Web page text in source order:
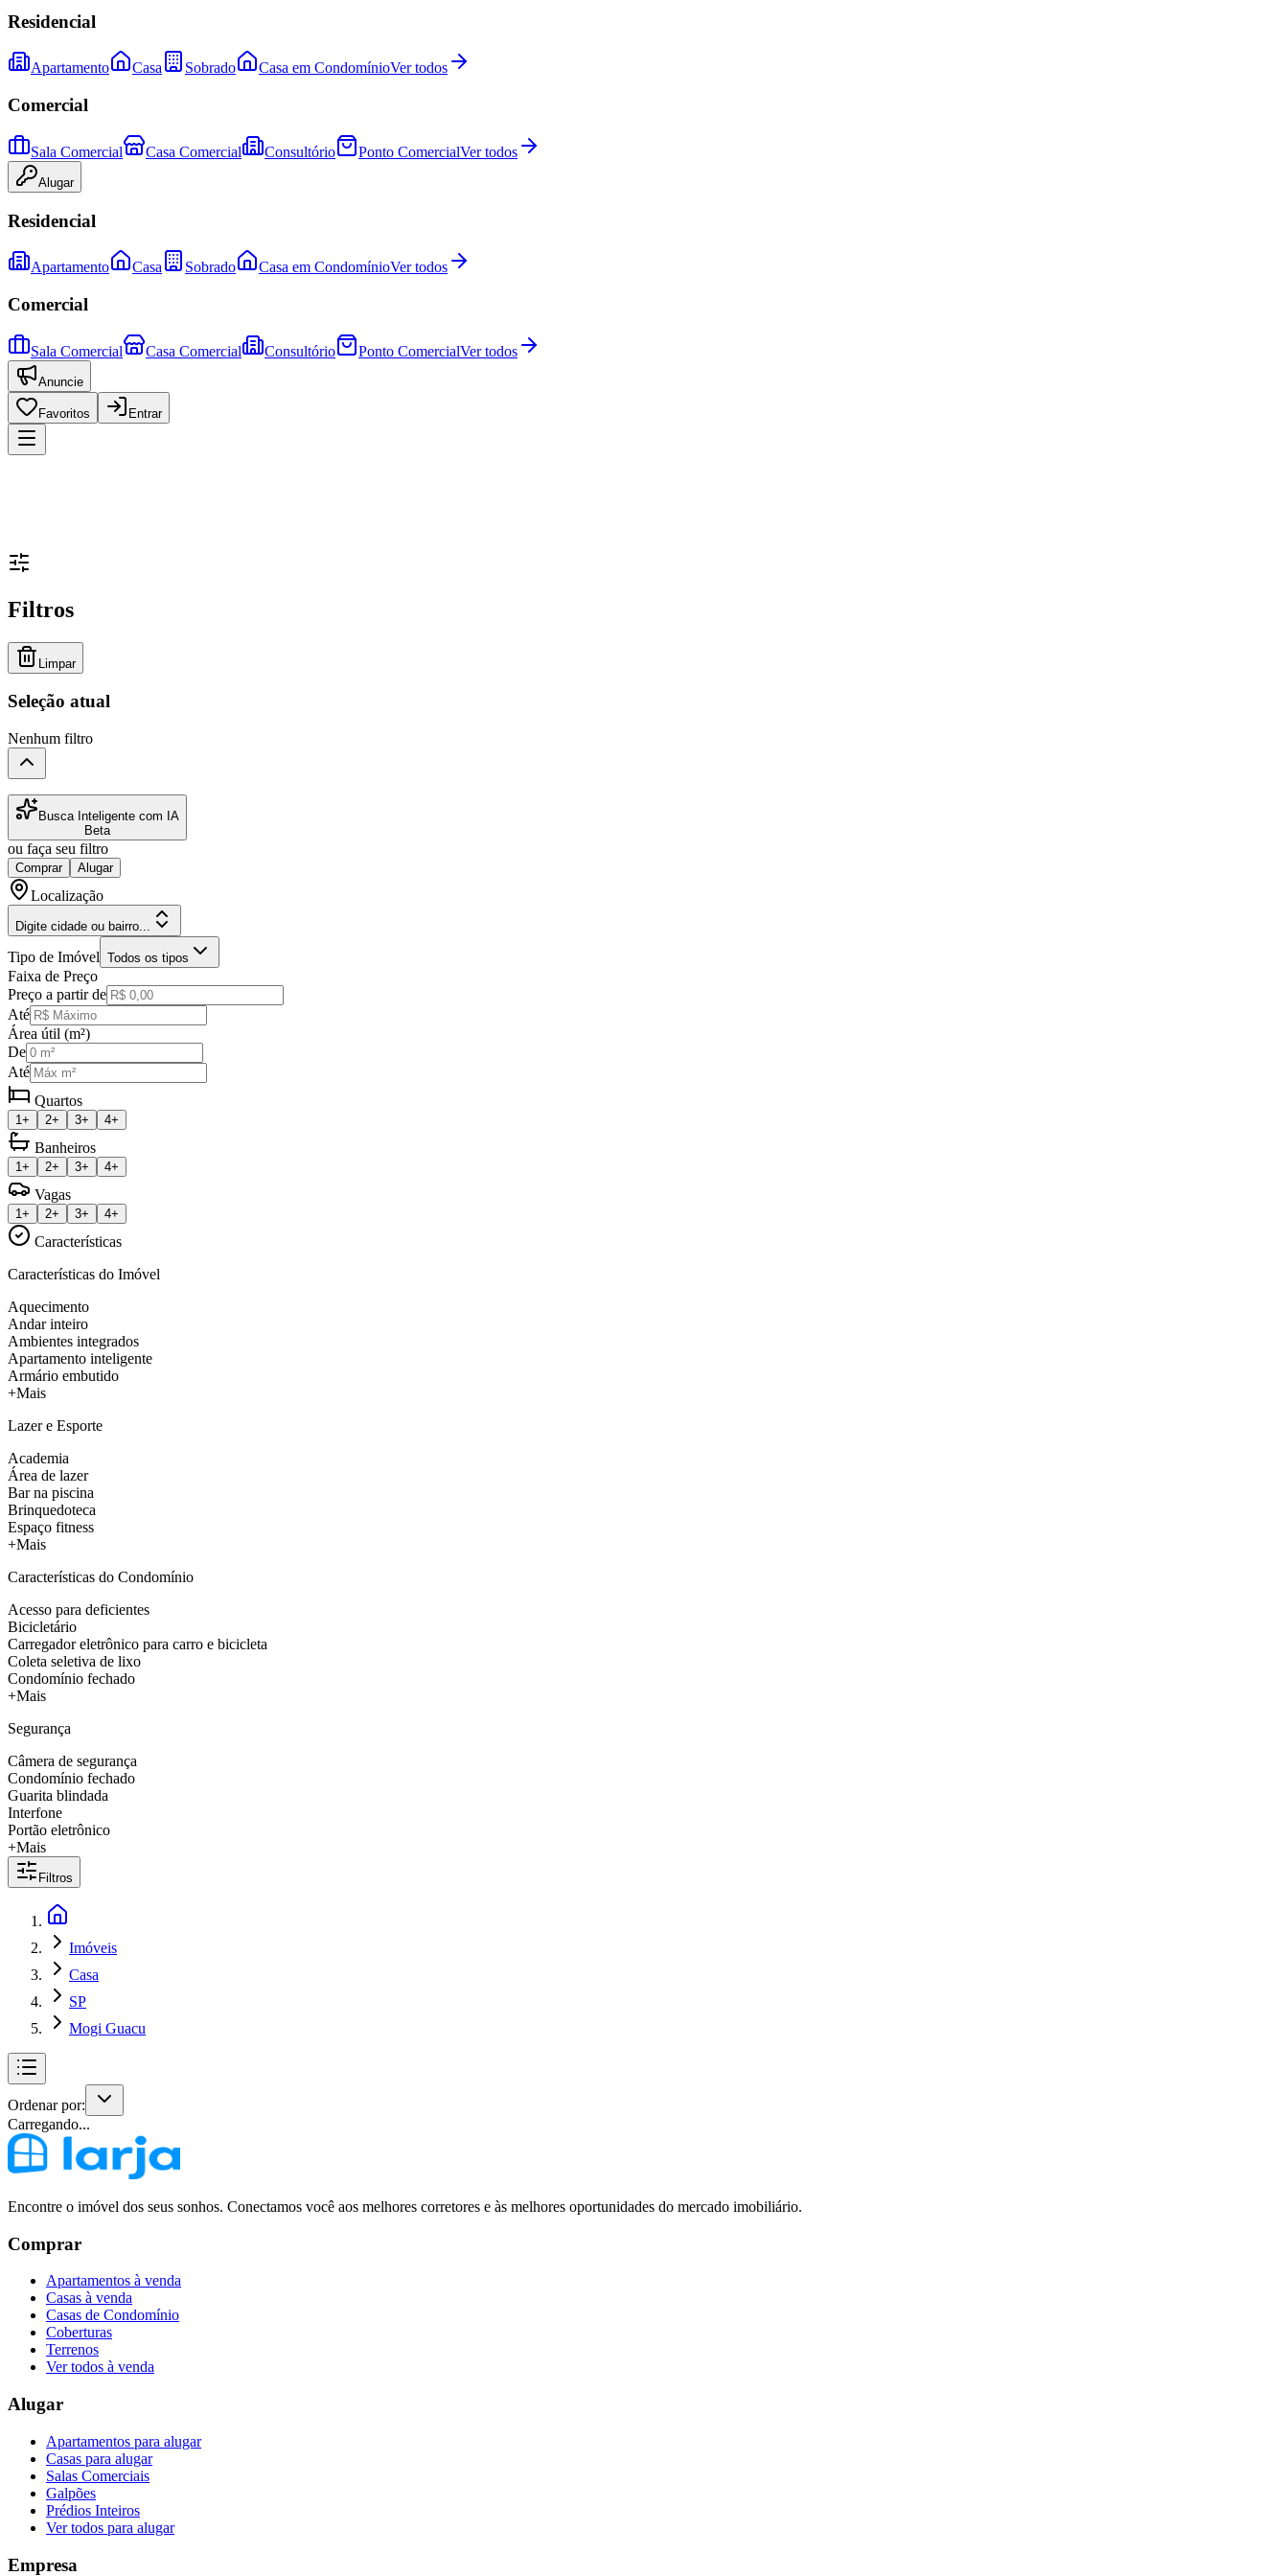
Residencial
Apartamento Casa Sobrado Casa em CondomínioVer todos
Comercial
Sala Comercial Casa Comercial Consultório Ponto ComercialVer todos
Alugar
Residencial
Apartamento Casa Sobrado Casa em CondomínioVer todos
Comercial
Sala Comercial Casa Comercial Consultório Ponto ComercialVer todos
Anuncie
Favoritos Entrar
Filtros
Limpar
Seleção atual
Nenhum filtro
Busca Inteligente com IA
Beta
ou faça seu filtro
Comprar Alugar
Localização
Digite cidade ou bairro...
Tipo de Imóvel Todos os tipos
Faixa de Preço
Preço a partir de
Até
Área útil (m²)
De
Até
Quartos
1+ 2+ 3+ 4+
Banheiros
1+ 2+ 3+ 4+
Vagas
1+ 2+ 3+ 4+
Características
Características do Imóvel
Aquecimento
Andar inteiro
Ambientes integrados
Apartamento inteligente
Armário embutido
+Mais
Lazer e Esporte
Academia
Área de lazer
Bar na piscina
Brinquedoteca
Espaço fitness
+Mais
Características do Condomínio
Acesso para deficientes
Bicicletário
Carregador eletrônico para carro e bicicleta
Coleta seletiva de lixo
Condomínio fechado
+Mais
Segurança
Câmera de segurança
Condomínio fechado
Guarita blindada
Interfone
Portão eletrônico
+Mais
Filtros
Imóveis
Casa
SP
Mogi Guacu
Ordenar por:
Carregando...
Encontre o imóvel dos seus sonhos. Conectamos você aos melhores corretores e às melhores oportunidades do mercado imobiliário.
Comprar
Apartamentos à venda
Casas à venda
Casas de Condomínio
Coberturas
Terrenos
Ver todos à venda
Alugar
Apartamentos para alugar
Casas para alugar
Salas Comerciais
Galpões
Prédios Inteiros
Ver todos para alugar
Empresa